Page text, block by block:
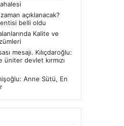
açıklanacak?
belli oldu
Kalite ve
mesajı. Kılıçdaroğlu:
devlet kırmızı
Anne Sütü, En